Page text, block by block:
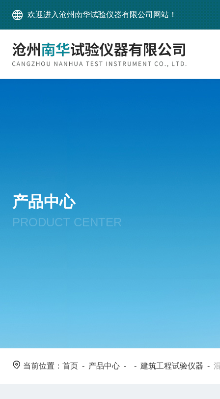
欢迎进入沧州南华试验仪器有限公司网站！
产品中心
PRODUCT CENTER
当前位置： 首页 - 产品中心 - - 建筑工程试验仪器 -